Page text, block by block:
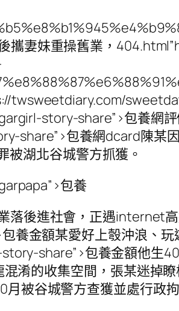
攜妻妹重操舊業，
twsweetdiary.com/
story-share”>包養網評
share”>包養網dcard陳某
湖北谷城警方抓獲。
包養
落後進社會，正遇internet
養金額某愛好上彀沖浪、
share”>包養金額他生
淆的收集空間，張某迷掉
被谷城警方查獲並處行政